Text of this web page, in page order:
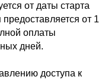
от даты старта
от 1
оплаты
дней.
доступа к